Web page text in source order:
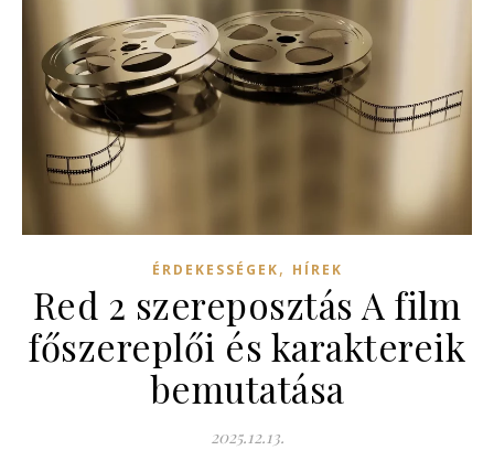
ÉRDEKESSÉGEK, HÍREK
Red 2 szereposztás A film
főszereplői és karaktereik
bemutatása
2025.12.13.